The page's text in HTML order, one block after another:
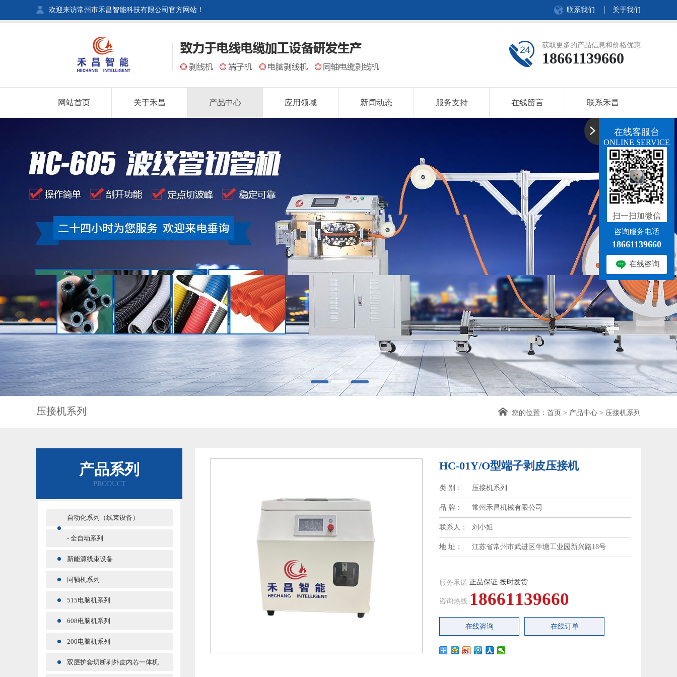
欢迎来访常州市禾昌智能科技有限公司官方网站！ 联系我们 关于我们
获取更多的产品信息和价格优惠
18661139660
网站首页 关于禾昌 产品中心 应用领域 新闻动态 服务支持 在线留言 联系禾昌
压接机系列 您的位置： 首页 > 产品中心 > 压接机系列
产品系列
PRODUCT
自动化系列（线束设备）
- 全自动系列
新能源线束设备
同轴机系列
515电脑机系列
608电脑机系列
200电脑机系列
双层护套切断剥外皮内芯一体机
HC-01Y/O型端子剥皮压接机
类 别： 压接机系列
品 牌： 常州禾昌机械有限公司
联系人： 刘小姐
地 址： 江苏省常州市武进区牛塘工业园新兴路18号
服务承诺 正品保证 按时发货
咨询热线 18661139660
在线咨询 在线订单
在线客服台
ONLINE SERVICE
扫一扫加微信
咨询服务电话
18661139660
在线咨询